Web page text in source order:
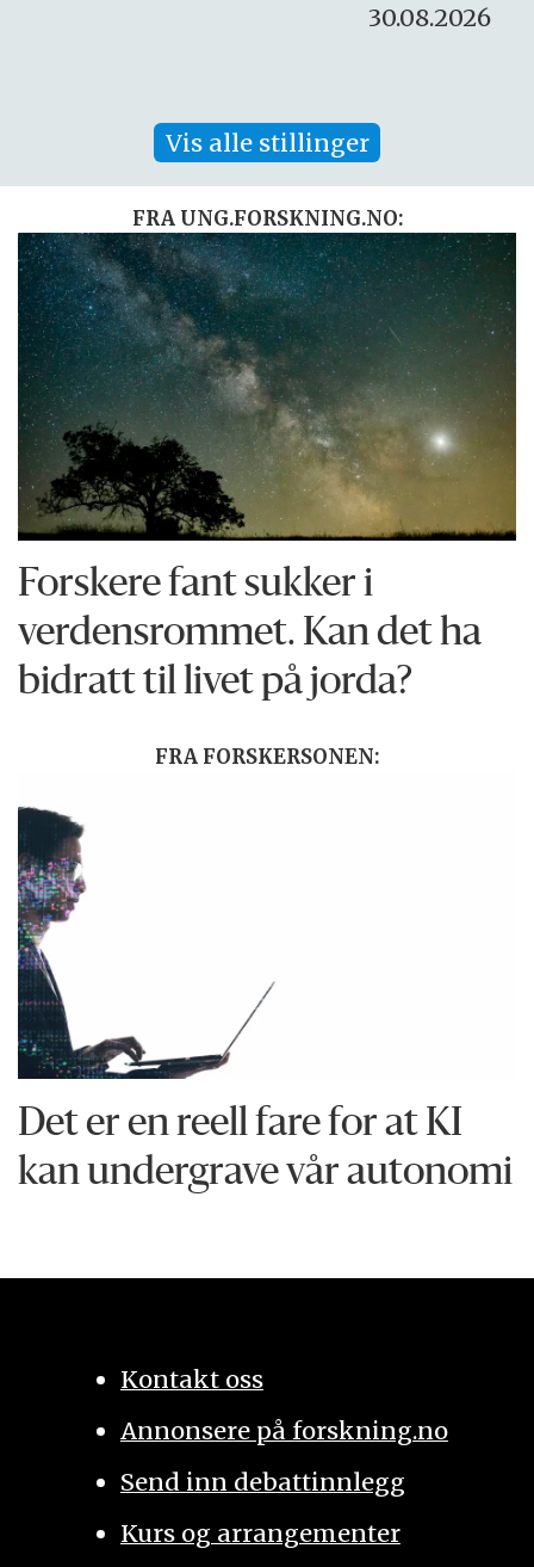
Vis alle stillinger
FRA UNG.FORSKNING.NO:
Forskere fant sukker i
verdensrommet. Kan det ha
bidratt til livet på jorda?
FRA FORSKERSONEN:
Det er en reell fare for at KI
kan undergrave vår autonomi
Kontakt oss
Annonsere på forskning.no
Send inn debattinnlegg
Kurs og arrangementer